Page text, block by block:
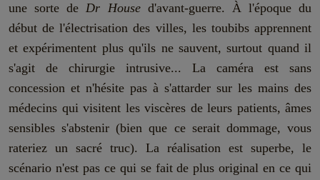
une sorte deDr Housed'avant-guerre. À l'époque du
début de l'électrisation des villes, les toubibs apprennent
et expérimentent plus qu'ils ne sauvent, surtout quand il
s'agit de chirurgie intrusive... La caméra est sans
concession et n'hésite pas à s'attarder sur les mains des
médecins qui visitent les viscères de leurs patients, âmes
sensibles s'abstenir (bien que ce serait dommage, vous
rateriez un sacré truc). La réalisation est superbe, le
scénario n'est pas ce qui se fait de plus original en ce qui